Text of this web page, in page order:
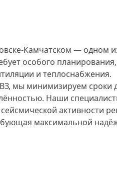
Камчатском — одном
особого
и теплоснабжения.
мы минимизируем сроки
Наши
активности
максимальной